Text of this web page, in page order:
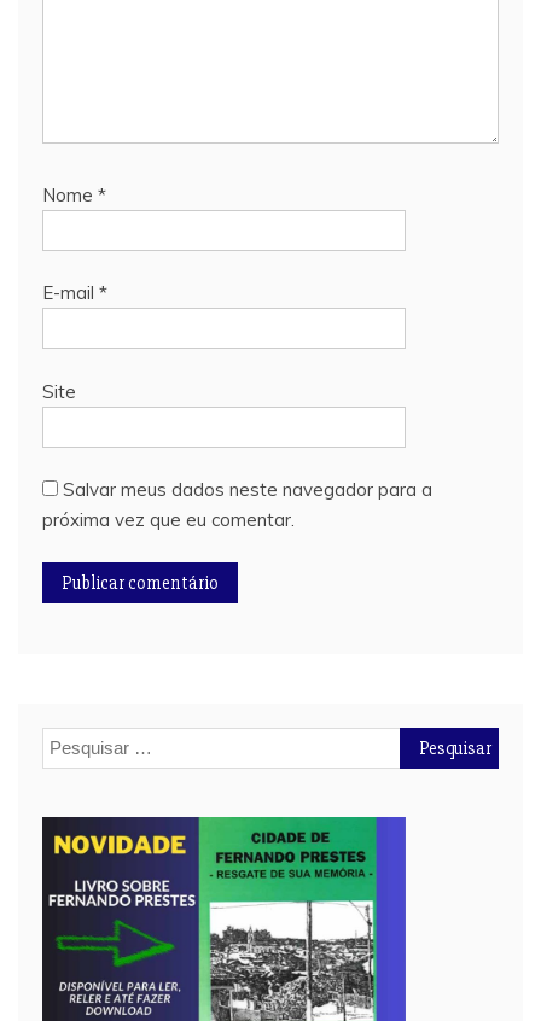
Nome *
E-mail *
Site
Salvar meus dados neste navegador para a
próxima vez que eu comentar.
Pesquisar
por: